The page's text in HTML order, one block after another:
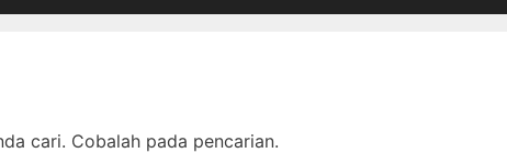
cari. Cobalah pada pencarian.